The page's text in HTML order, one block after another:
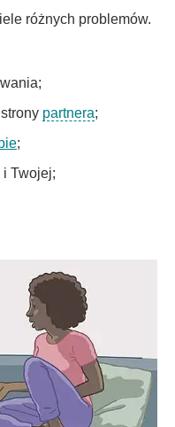
różnych problemów.
partnera;
;
i Twojej;